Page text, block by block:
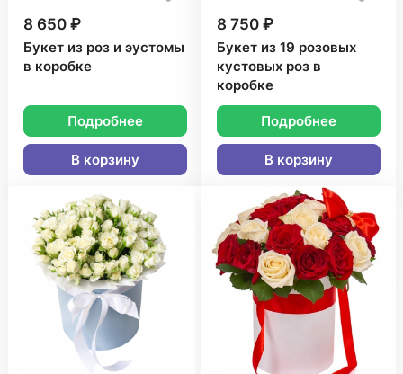
8 650 ₽
Букет из роз и эустомы
в коробке
Подробнее
В корзину
8 750 ₽
Букет из 19 розовых
кустовых роз в
коробке
Подробнее
В корзину